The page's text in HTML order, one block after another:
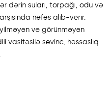
dərin suları, torpağı, odu və
nəfəs alıb-verir.
və görünməyən
vasitəsilə sevinc, həssaslıq